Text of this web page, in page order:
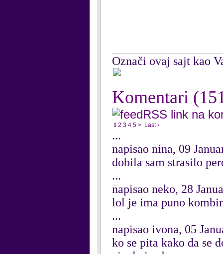
Označi ovaj sajt kao
Komentari
RSS link na
1 2 3 4 5 > Last ›
...
napisao nina, 09
dobila sam strasilo
...
napisao neko, 28
lol je ima puno
...
napisao ivona, 05
ko se pita kako da se